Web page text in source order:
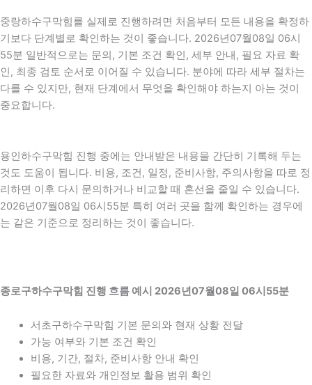
중랑하수구막힘를 실제로 진행하려면 처음부터 모든 내용을 확정하
기보다 단계별로 확인하는 것이 좋습니다. 2026년07월08일 06시
55분 일반적으로는 문의, 기본 조건 확인, 세부 안내, 필요 자료 확
인, 최종 검토 순서로 이어질 수 있습니다. 분야에 따라 세부 절차는
다를 수 있지만, 현재 단계에서 무엇을 확인해야 하는지 아는 것이
중요합니다.
용인하수구막힘 진행 중에는 안내받은 내용을 간단히 기록해 두는
것도 도움이 됩니다. 비용, 조건, 일정, 준비사항, 주의사항을 따로 정
리하면 이후 다시 문의하거나 비교할 때 혼선을 줄일 수 있습니다.
2026년07월08일 06시55분 특히 여러 곳을 함께 확인하는 경우에
는 같은 기준으로 정리하는 것이 좋습니다.
종로구하수구막힘 진행 흐름 예시 2026년07월08일 06시55분
서초구하수구막힘 기본 문의와 현재 상황 전달
가능 여부와 기본 조건 확인
비용, 기간, 절차, 준비사항 안내 확인
필요한 자료와 개인정보 활용 범위 확인